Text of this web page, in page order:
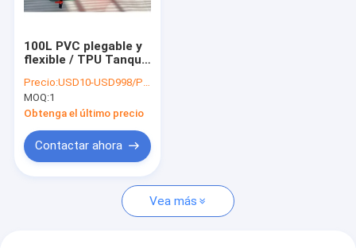
100L PVC plegable y
flexible / TPU Tanque
de agua de lona
tanques de
almacenamiento de
agua potable
Precio:USD10-USD998/PCS
MOQ:1
Obtenga el último precio
Contactar ahora
Vea más